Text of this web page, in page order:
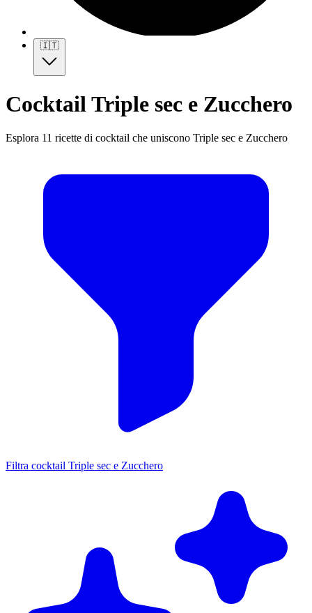
🇮🇹
Cocktail Triple sec e Zucchero
Esplora 11 ricette di cocktail che uniscono Triple sec e Zucchero
Filtra cocktail Triple sec e Zucchero